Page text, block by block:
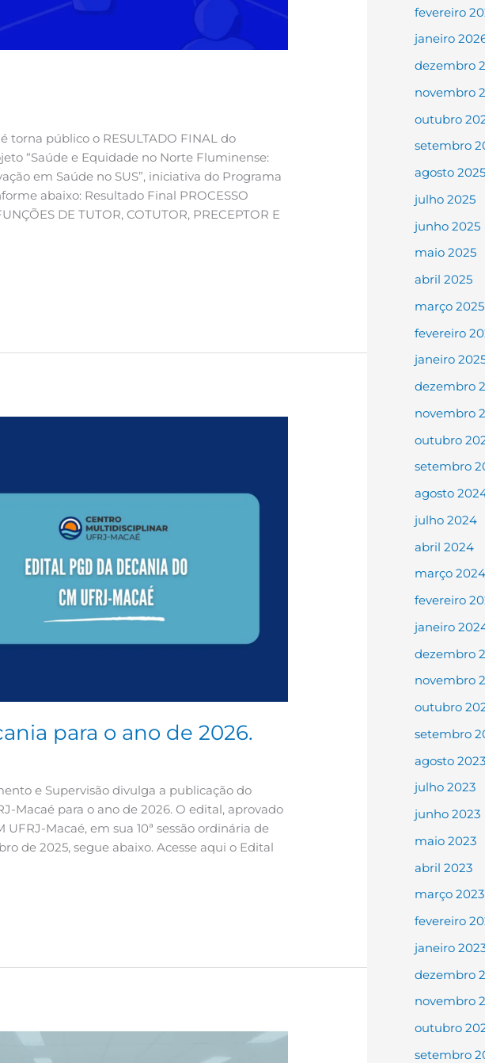
torna público o RESULTADO FINAL do
“Saúde e Equidade no Norte Fluminense:
em Saúde no SUS”, iniciativa do Programa
abaixo: Resultado Final PROCESSO
DE TUTOR, COTUTOR, PRECEPTOR E
para o ano de 2026.
e Supervisão divulga a publicação do
Macaé para o ano de 2026. O edital, aprovado
Macaé, em sua 10ª sessão ordinária de
de 2025, segue abaixo. Acesse aqui o Edital
fevereiro
janeiro
dezembro
novembro
outubro
setembro
agosto 2025
julho 2025
junho 2025
maio 2025
abril 2025
março 2025
fevereiro
janeiro
dezembro
novembro
outubro
setembro
agosto
julho 2024
abril 2024
março 2024
fevereiro
janeiro
dezembro
novembro
outubro
setembro
agosto 2023
julho 2023
junho 2023
maio 2023
abril 2023
março 2023
fevereiro
janeiro
dezembro
novembro
outubro
setembro